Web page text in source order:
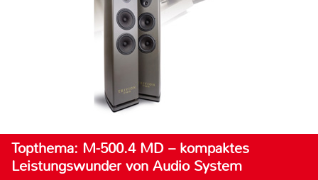
Topthema: M-500.4 MD – kompaktes
Leistungswunder von Audio System